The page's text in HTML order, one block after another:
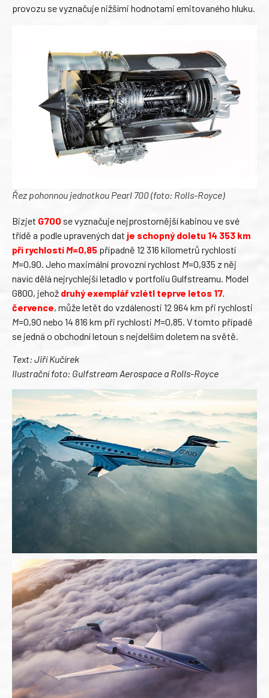
provozu se vyznačuje nižšími hodnotami emitovaného hluku.
Řez pohonnou jednotkou Pearl 700 (foto: Rolls-Royce)
Bizjet G700 se vyznačuje nejprostornější kabinou ve své
třídě a podle upravených dat je schopný doletu 14 353 km
při rychlosti M=0,85 případně 12 316 kilometrů rychlostí
M=0,90. Jeho maximální provozní rychlost M=0,935 z něj
navíc dělá nejrychlejší letadlo v portfoliu Gulfstreamu. Model
G800, jehož druhý exemplář vzlétl teprve letos 17.
července, může letět do vzdálenosti 12 964 km při rychlosti
M=0,90 nebo 14 816 km při rychlosti M=0,85. V tomto případě
se jedná o obchodní letoun s nejdelším doletem na světě.
Text: Jiří Kučírek
Ilustrační foto: Gulfstream Aerospace a Rolls-Royce